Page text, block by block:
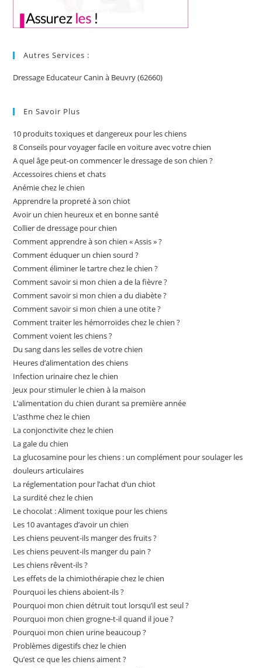
Autres Services :
Dressage Educateur Canin à Beuvry (62660)
En Savoir Plus
10 produits toxiques et dangereux pour les chiens
8 Conseils pour voyager facile en voiture avec votre chien
A quel âge peut-on commencer le dressage de son chien ?
Accessoires chiens et chats
Anémie chez le chien
Apprendre la propreté à son chiot
Avoir un chien heureux et en bonne santé
Collier de dressage pour chien
Comment apprendre à son chien « Assis » ?
Comment éduquer un chien sourd ?
Comment éliminer le tartre chez le chien ?
Comment savoir si mon chien a de la fièvre ?
Comment savoir si mon chien a du diabète ?
Comment savoir si mon chien a une otite ?
Comment traiter les hémorroïdes chez le chien ?
Comment voient les chiens ?
Du sang dans les selles de votre chien
Heures d’alimentation des chiens
Infection urinaire chez le chien
Jeux pour stimuler le chien à la maison
L’alimentation du chien durant sa première année
L’asthme chez le chien
La conjonctivite chez le chien
La gale du chien
La glucosamine pour les chiens : un complément pour soulager les
douleurs articulaires
La réglementation pour l’achat d’un chiot
La surdité chez le chien
Le chocolat : Aliment toxique pour les chiens
Les 10 avantages d’avoir un chien
Les chiens peuvent-ils manger des fruits ?
Les chiens peuvent-ils manger du pain ?
Les chiens rêvent-ils ?
Les effets de la chimiothérapie chez le chien
Pourquoi les chiens aboient-ils ?
Pourquoi mon chien détruit tout lorsqu’il est seul ?
Pourquoi mon chien grogne-t-il quand il joue ?
Pourquoi mon chien urine beaucoup ?
Problèmes digestifs chez le chien
Qu’est ce que les chiens aiment ?